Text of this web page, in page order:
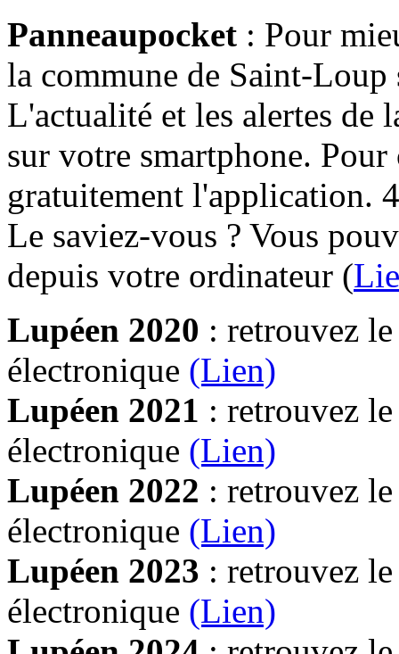
Panneaupocket : Pour
la commune de Saint-Loup
L'actualité et les alertes de
sur votre smartphone.
gratuitement l'application.
Le saviez-vous ? Vous
depuis votre ordinateur (
Lupéen 2020 : retrouvez
électronique (Lien)
Lupéen 2021 : retrouvez
électronique (Lien)
Lupéen 2022 : retrouvez
électronique (Lien)
Lupéen 2023 : retrouvez
électronique (Lien)